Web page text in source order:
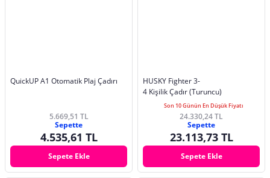
QuickUP A1 Otomatik Plaj Çadırı
5.669,51 TL
Sepette
4.535,61 TL
Sepete Ekle
HUSKY Fighter 3-
4 Kişilik Çadır (Turuncu)
Son 10 Günün En Düşük Fiyatı
24.330,24 TL
Sepette
23.113,73 TL
Sepete Ekle